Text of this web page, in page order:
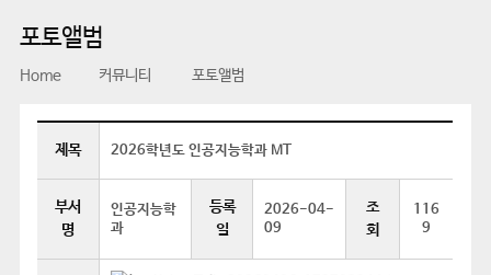
포토앨범
Home 커뮤니티 포토앨범
제목 2026학년도 인공지능학과 MT
부서
명
인공지능학
과
등록
일
2026-04-
09
조
회
116
9